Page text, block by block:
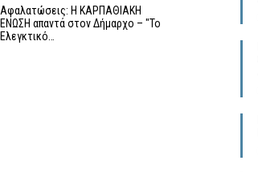
Αφαλατώσεις: Η ΚΑΡΠΑΘΙΑΚΗ
ΕΝΩΣΗ απαντά στον Δήμαρχο – "Το
Ελεγκτικό…